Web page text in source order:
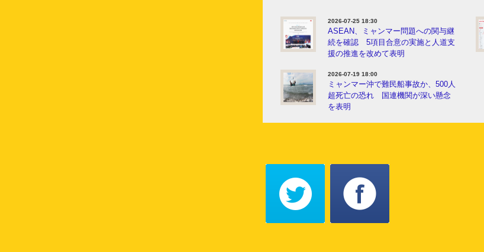
2026-07-25 18:30
ASEAN、ミャンマー問題への関与継
続を確認 5項目合意の実施と人道支
援の推進を改めて表明
2026-07-19 18:00
ミャンマー沖で難民船事故か、500人
超死亡の恐れ 国連機関が深い懸念
を表明